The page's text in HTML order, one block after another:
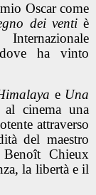
Oscar come
dei ventiè
dove ha vinto
e Una
cinema una
attraverso
del maestro
Chieux
la libertà e il